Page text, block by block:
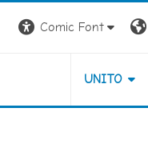
Comic Font
UNITO